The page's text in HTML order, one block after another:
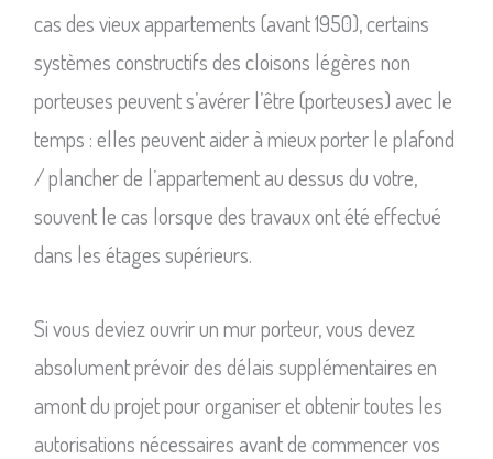
cas des vieux appartements (avant 1950), certains
systèmes constructifs des cloisons légères non
porteuses peuvent s’avérer l’être (porteuses) avec le
temps : elles peuvent aider à mieux porter le plafond
/ plancher de l’appartement au dessus du votre,
souvent le cas lorsque des travaux ont été effectué
dans les étages supérieurs.
Si vous deviez ouvrir un mur porteur, vous devez
absolument prévoir des délais supplémentaires en
amont du projet pour organiser et obtenir toutes les
autorisations nécessaires avant de commencer vos